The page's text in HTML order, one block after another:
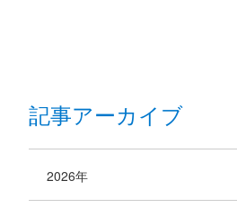
記事アーカイブ
2026年